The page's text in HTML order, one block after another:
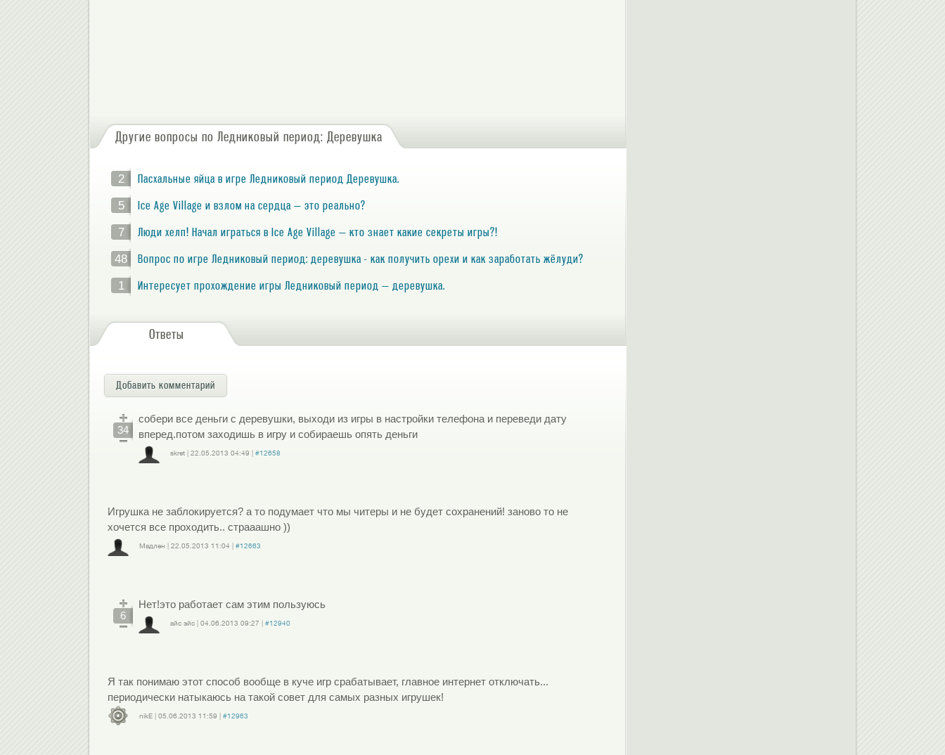
Другие вопросы по Ледниковый период: Деревушка
2
Пасхальные яйца в игре Ледниковый период Деревушка.
5
Ice Age Village и взлом на сердца — это реально?
7
Люди хелп! Начал играться в Ice Age Village — кто знает какие секреты игры?!
48
Вопрос по игре Ледниковый период: деревушка - как получить орехи и как заработать жёлуди?
1
Интересует прохождение игры Ледниковый период — деревушка.
Ответы
Добавить комментарий
34
собери все деньги с деревушки, выходи из игры в настройки телефона и переведи дату
вперед.потом заходишь в игру и собираешь опять деньги
skret| 22.05.2013 04:49
#12658
Игрушка не заблокируется? а то подумает что мы читеры и не будет сохранений! заново то не
хочется все проходить.. страаашно ))
Мадлен 22.05.2013 11:04
#12663
6
Нет!это работает сам этим пользуюсь
айс эйс| 04.06.2013 09:27
#12940
Я так понимаю этот способ вообще в куче игр срабатывает, главное интернет отключать...
периодически натыкаюсь на такой совет для самых разных игрушек!
nikE| 05.06.2013 11:59
#12963